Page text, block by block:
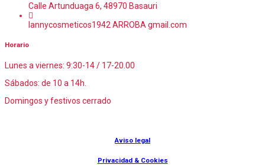
Calle Artunduaga 6, 48970 Basauri
lannycosmeticos1942 ARROBA gmail.com
Horario
Lunes a viernes: 9:30-14 / 17-20.00
Sábados: de 10 a 14h.
Domingos y festivos cerrado
Aviso legal
Privacidad & Cookies